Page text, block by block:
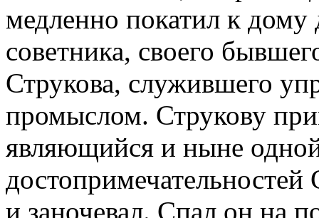
медленно покатил к дому
советника, своего
Струкова, служившего
промыслом. Струкову
являющийся и ныне
и заночевал. Спал он на